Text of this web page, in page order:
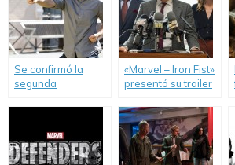
Se confirmó la
segunda
«Marvel – Iron Fist»
presentó su trailer